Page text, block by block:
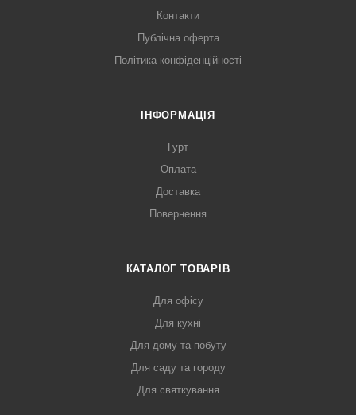
Контакти
Публічна оферта
Політика конфіденційності
ІНФОРМАЦІЯ
Гурт
Оплата
Доставка
Повернення
КАТАЛОГ ТОВАРІВ
Для офісу
Для кухні
Для дому та побуту
Для саду та городу
Для святкування